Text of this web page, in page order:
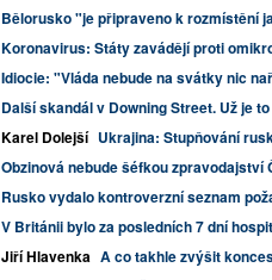
Bělorusko "je připraveno k rozmístění
Koronavirus: Státy zavádějí proti
Idiocie: "Vláda nebude na svátky nic
Další skandál v Downing Street. Už je
Karel Dolejší Ukrajina: Stupňování
Obzinová nebude šéfkou zpravodajství
Rusko vydalo kontroverzní seznam
V Británii bylo za posledních 7 dní
Jiří Hlavenka A co takhle zvýšit